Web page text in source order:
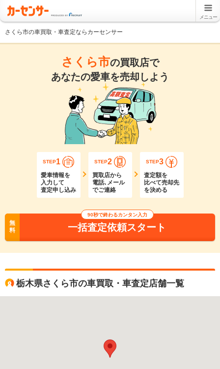
メニュー
さくら市の車買取・車査定ならカーセンサー
さくら市の買取店で
あなたの愛車を売却しよう
STEP1
愛車情報を
入力して
査定申し込み
STEP2
買取店から
電話､メール
でご連絡
STEP3
査定額を
比べて売却先
を決める
90秒で終わるカンタン入力
無
料
一括査定依頼スタート
栃木県さくら市の車買取・車査定店舗一覧